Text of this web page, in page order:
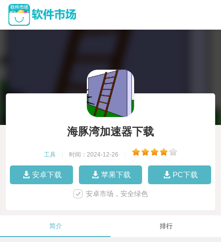
海豚湾加速器下载
工具 时间：2024-12-26
安卓下载 苹果下载 PC下载
安卓市场，安全绿色
简介 排行